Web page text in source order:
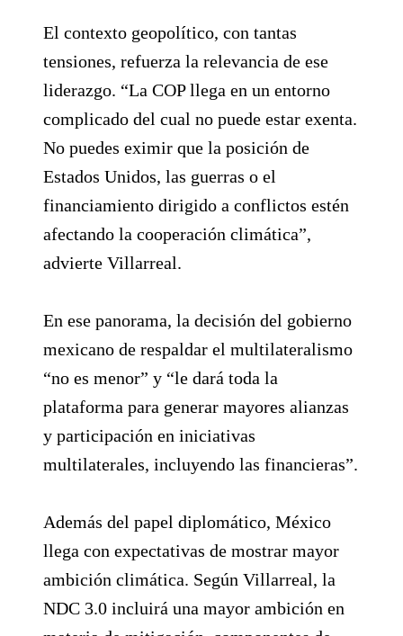
El contexto geopolítico, con tantas
tensiones, refuerza la relevancia de ese
liderazgo. “La COP llega en un entorno
complicado del cual no puede estar exenta.
No puedes eximir que la posición de
Estados Unidos, las guerras o el
financiamiento dirigido a conflictos estén
afectando la cooperación climática”,
advierte Villarreal.
En ese panorama, la decisión del gobierno
mexicano de respaldar el multilateralismo
“no es menor” y “le dará toda la
plataforma para generar mayores alianzas
y participación en iniciativas
multilaterales, incluyendo las financieras”.
Además del papel diplomático, México
llega con expectativas de mostrar mayor
ambición climática. Según Villarreal, la
NDC 3.0 incluirá una mayor ambición en